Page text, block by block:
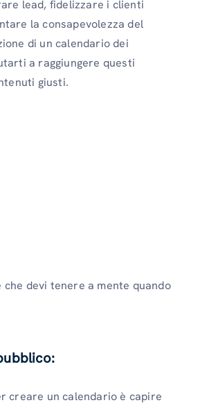
lead, fidelizzare i clienti
la consapevolezza del
di un calendario dei
a raggiungere questi
giusti.
che devi tenere a mente quando
creare un calendario è capire